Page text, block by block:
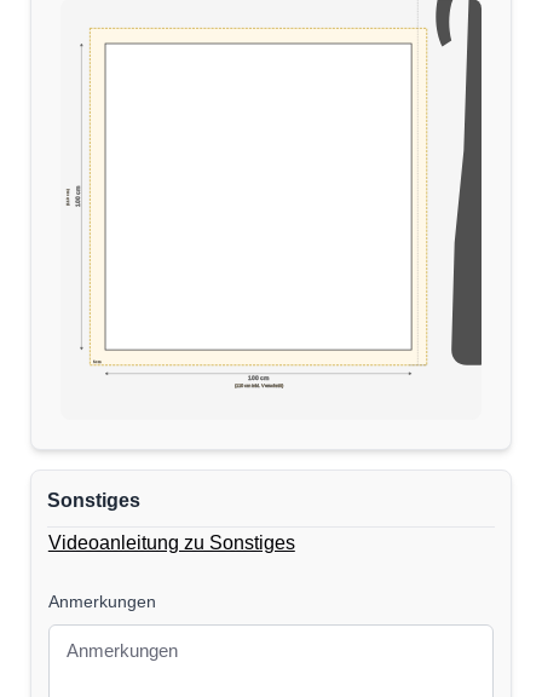
100 cm
(110 cm inkl. Verschnitt)
100 cm
(110 cm)
5cm
Sonstiges
Videoanleitung zu Sonstiges
Anmerkungen